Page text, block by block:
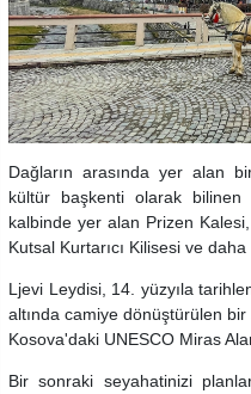
Dağların arasında yer alan
kültür başkenti olarak bilinen
kalbinde yer alan Prizen
Kutsal Kurtarıcı Kilisesi ve
Ljevi Leydisi, 14. yüzyıla
altında camiye dönüştürülen
Kosova'daki UNESCO Miras
Bir sonraki seyahatinizi